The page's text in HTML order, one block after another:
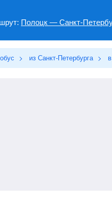
Полоцк — Санкт-
из Санкт-Петербурга